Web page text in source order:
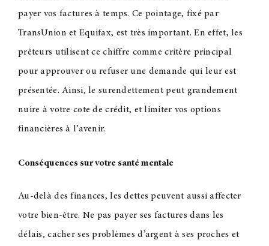
payer vos factures à temps. Ce pointage, fixé par
TransUnion et Equifax, est très important. En effet, les
prêteurs utilisent ce chiffre comme critère principal
pour approuver ou refuser une demande qui leur est
présentée. Ainsi, le surendettement peut grandement
nuire à votre cote de crédit, et limiter vos options
financières à l’avenir.
Conséquences sur votre santé mentale
Au-delà des finances, les dettes peuvent aussi affecter
votre bien-être. Ne pas payer ses factures dans les
délais, cacher ses problèmes d’argent à ses proches et